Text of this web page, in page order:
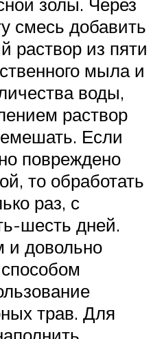
смесь добавить
раствор из пяти
мыла и
воды,
раствор
Если
повреждено
то обработать
раз, с
шесть дней.
и довольно
трав. Для